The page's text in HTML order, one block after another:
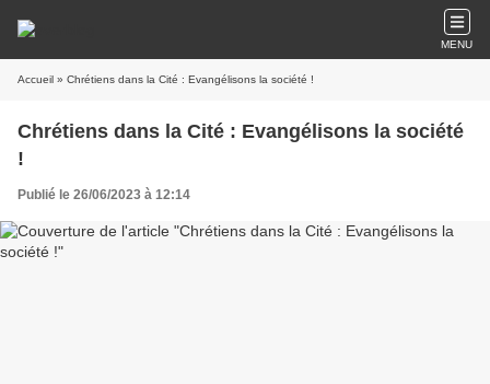
MENU
Accueil » Chrétiens dans la Cité : Evangélisons la société !
Chrétiens dans la Cité : Evangélisons la société
!
Publié le 26/06/2023 à 12:14